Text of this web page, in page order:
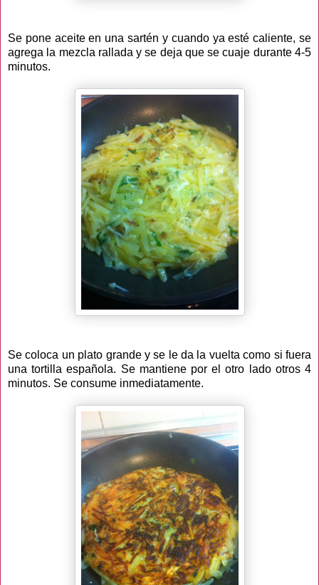
Se pone aceite en una sartén y cuando ya esté caliente, se
agrega la mezcla rallada y se deja que se cuaje durante 4-5
minutos.
Se coloca un plato grande y se le da la vuelta como si fuera
una tortilla española. Se mantiene por el otro lado otros 4
minutos. Se consume inmediatamente.